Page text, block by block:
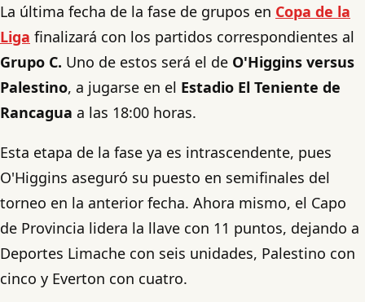
La última fecha de la fase de grupos en Copa de la
Liga finalizará con los partidos correspondientes al
Grupo C. Uno de estos será el de O'Higgins versus
Palestino, a jugarse en el Estadio El Teniente de
Rancagua a las 18:00 horas.
Esta etapa de la fase ya es intrascendente, pues
O'Higgins aseguró su puesto en semifinales del
torneo en la anterior fecha. Ahora mismo, el Capo
de Provincia lidera la llave con 11 puntos, dejando a
Deportes Limache con seis unidades, Palestino con
cinco y Everton con cuatro.